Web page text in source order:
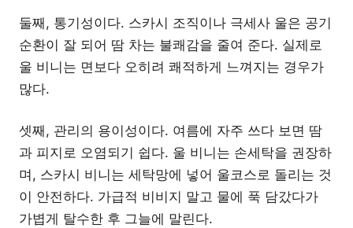
둘째, 통기성이다. 스카시 조직이나 극세사 울은 공기
순환이 잘 되어 땀 차는 불쾌감을 줄여 준다. 실제로
울 비니는 면보다 오히려 쾌적하게 느껴지는 경우가
많다.
셋째, 관리의 용이성이다. 여름에 자주 쓰다 보면 땀
과 피지로 오염되기 쉽다. 울 비니는 손세탁을 권장하
며, 스카시 비니는 세탁망에 넣어 울코스로 돌리는 것
이 안전하다. 가급적 비비지 말고 물에 푹 담갔다가
가볍게 탈수한 후 그늘에 말린다.